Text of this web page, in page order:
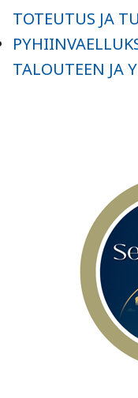
TOTEUTUS JA
TALOUTEEN JA